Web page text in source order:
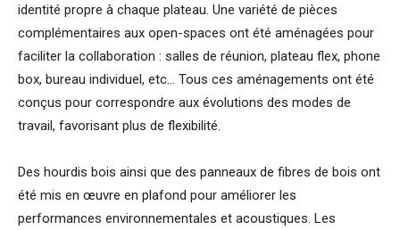
identité propre à chaque plateau. Une variété de pièces
complémentaires aux open-spaces ont été aménagées pour
faciliter la collaboration : salles de réunion, plateau flex, phone
box, bureau individuel, etc… Tous ces aménagements ont été
conçus pour correspondre aux évolutions des modes de
travail, favorisant plus de flexibilité.
Des hourdis bois ainsi que des panneaux de fibres de bois ont
été mis en œuvre en plafond pour améliorer les
performances environnementales et acoustiques. Les